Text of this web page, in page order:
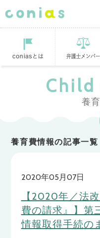
養
養育費情報の記事一覧
2020年05月07日
【2020年／法
費の請求』】第
情報取得手続の